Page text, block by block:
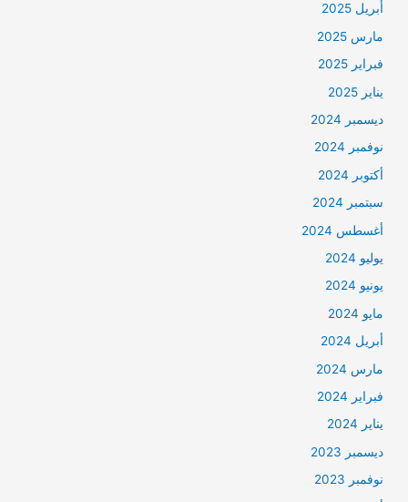
أبريل 2025
مارس 2025
فبراير 2025
يناير 2025
ديسمبر 2024
نوفمبر 2024
أكتوبر 2024
سبتمبر 2024
أغسطس 2024
يوليو 2024
يونيو 2024
مايو 2024
أبريل 2024
مارس 2024
فبراير 2024
يناير 2024
ديسمبر 2023
نوفمبر 2023